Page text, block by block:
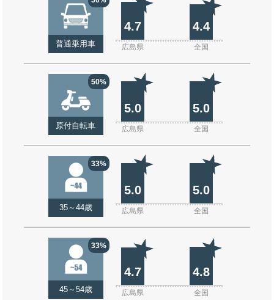
普通乗用車
4.7 4.4
広島県 全国
50%
原付自転車
5.0 5.0
広島県 全国
33%
35～44歳
5.0 5.0
広島県 全国
33%
45～54歳
4.7 4.8
広島県 全国